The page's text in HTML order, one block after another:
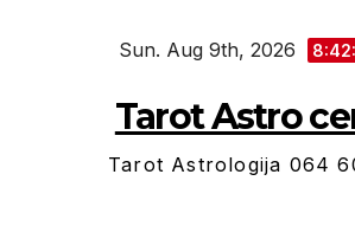
Sun. Aug 9th, 2026
Tarot Astro
Tarot Astrologija 064